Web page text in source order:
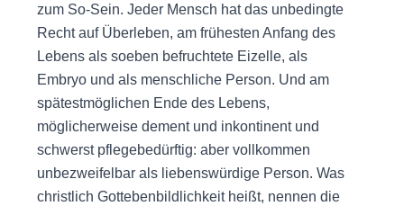
zum So-Sein. Jeder Mensch hat das unbedingte
Recht auf Überleben, am frühesten Anfang des
Lebens als soeben befruchtete Eizelle, als
Embryo und als menschliche Person. Und am
spätestmöglichen Ende des Lebens,
möglicherweise dement und inkontinent und
schwerst pflegebedürftig: aber vollkommen
unbezweifelbar als liebenswürdige Person. Was
christlich Gottebenbildlichkeit heißt, nennen die